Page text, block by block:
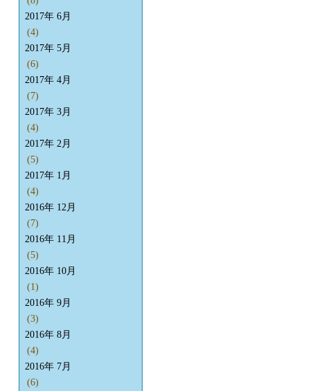
2017年 6月
(4)
2017年 5月
(6)
2017年 4月
(7)
2017年 3月
(4)
2017年 2月
(5)
2017年 1月
(4)
2016年 12月
(7)
2016年 11月
(5)
2016年 10月
(1)
2016年 9月
(3)
2016年 8月
(4)
2016年 7月
(6)